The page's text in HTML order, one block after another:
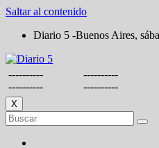
Saltar al contenido
Diario 5 -Buenos Aires,
----------
----------
----------
----------
X